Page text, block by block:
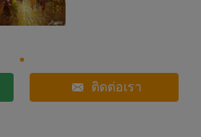
ติดต่อเรา